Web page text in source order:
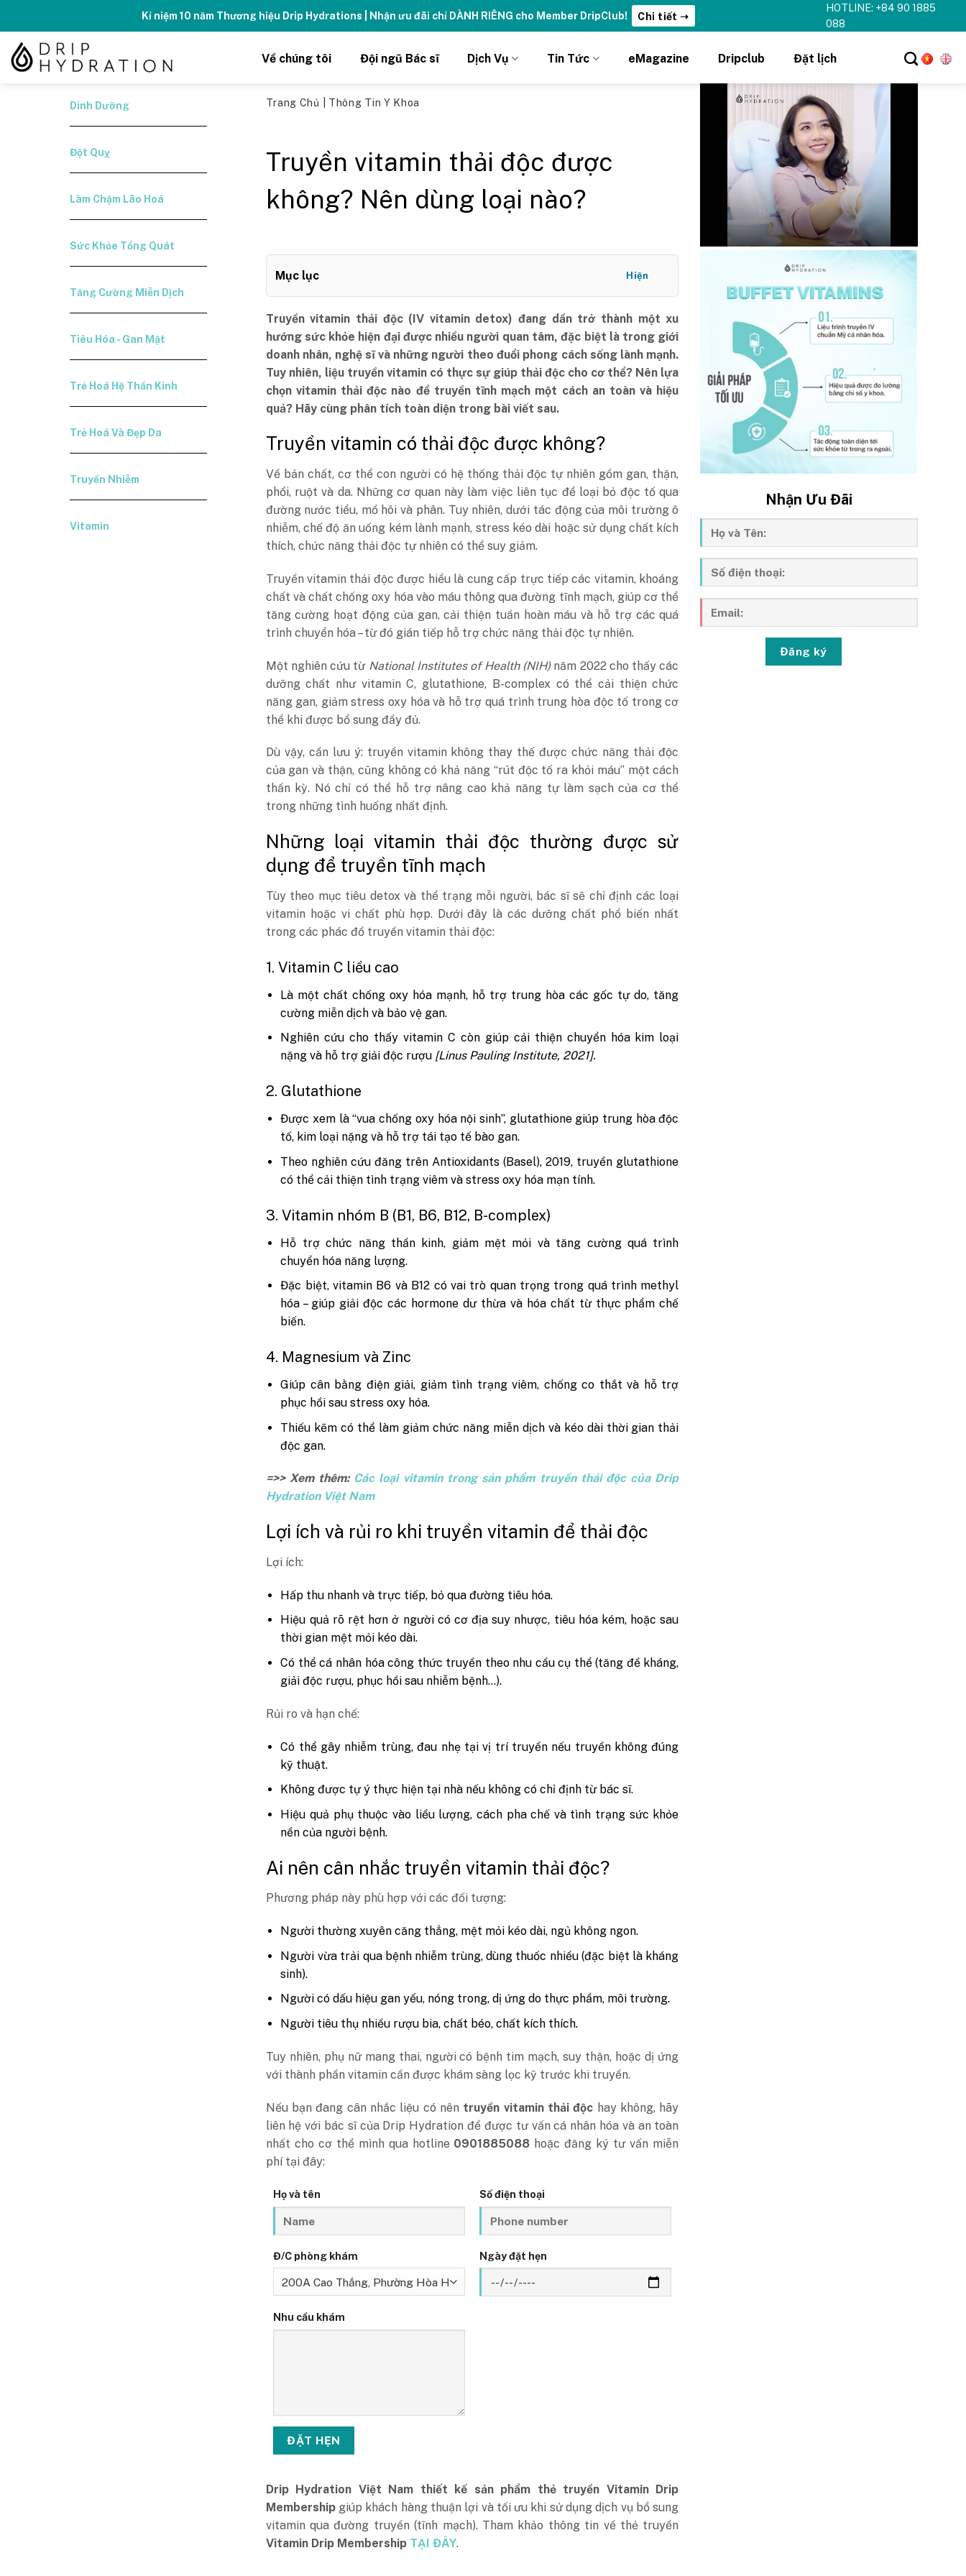
content
Kỉ niệm 10 năm Thương hiệu Drip Hydrations | Nhận ưu đãi chỉ DÀNH RIÊNG cho Member DripClub! Chi tiết ➝
HOTLINE: +84 90 1885
088
Về chúng tôi Đội ngũ Bác sĩ Dịch Vụ Tin Tức eMagazine Dripclub Đặt lịch
Dinh Dưỡng
Đột Quỵ
Làm Chậm Lão Hoá
Sức Khỏe Tổng Quát
Tăng Cường Miễn Dịch
Tiêu Hóa - Gan Mật
Trẻ Hoá Hệ Thần Kinh
Trẻ Hoá Và Đẹp Da
Truyền Nhiễm
Vitamin
Trang Chủ Thông Tin Y Khoa
Truyền vitamin thải độc được
không? Nên dùng loại nào?
Mục lục Hiện
Truyền vitamin thải độc (IV vitamin detox) đang dần trở thành một xu
hướng sức khỏe hiện đại được nhiều người quan tâm, đặc biệt là trong giới
doanh nhân, nghệ sĩ và những người theo đuổi phong cách sống lành mạnh.
Tuy nhiên, liệu truyền vitamin có thực sự giúp thải độc cho cơ thể? Nên lựa
chọn vitamin thải độc nào để truyền tĩnh mạch một cách an toàn và hiệu
quả? Hãy cùng phân tích toàn diện trong bài viết sau.
Truyền vitamin có thải độc được không?
Về bản chất, cơ thể con người có hệ thống thải độc tự nhiên gồm gan, thận,
phổi, ruột và da. Những cơ quan này làm việc liên tục để loại bỏ độc tố qua
đường nước tiểu, mồ hôi và phân. Tuy nhiên, dưới tác động của môi trường ô
nhiễm, chế độ ăn uống kém lành mạnh, stress kéo dài hoặc sử dụng chất kích
thích, chức năng thải độc tự nhiên có thể suy giảm.
Truyền vitamin thải độc được hiểu là cung cấp trực tiếp các vitamin, khoáng
chất và chất chống oxy hóa vào máu thông qua đường tĩnh mạch, giúp cơ thể
tăng cường hoạt động của gan, cải thiện tuần hoàn máu và hỗ trợ các quá
trình chuyển hóa – từ đó gián tiếp hỗ trợ chức năng thải độc tự nhiên.
Một nghiên cứu từ National Institutes of Health (NIH)năm 2022 cho thấy các
dưỡng chất như vitamin C, glutathione, B-complex có thể cải thiện chức
năng gan, giảm stress oxy hóa và hỗ trợ quá trình trung hòa độc tố trong cơ
thể khi được bổ sung đầy đủ.
Dù vậy, cần lưu ý: truyền vitamin không thay thế được chức năng thải độc
của gan và thận, cũng không có khả năng “rút độc tố ra khỏi máu” một cách
thần kỳ. Nó chỉ có thể hỗ trợ nâng cao khả năng tự làm sạch của cơ thể
trong những tình huống nhất định.
Những loại vitamin thải độc thường được sử
dụng để truyền tĩnh mạch
Tùy theo mục tiêu detox và thể trạng mỗi người, bác sĩ sẽ chỉ định các loại
vitamin hoặc vi chất phù hợp. Dưới đây là các dưỡng chất phổ biến nhất
trong các phác đồ truyền vitamin thải độc:
1. Vitamin C liều cao
Là một chất chống oxy hóa mạnh, hỗ trợ trung hòa các gốc tự do, tăng
cường miễn dịch và bảo vệ gan.
Nghiên cứu cho thấy vitamin C còn giúp cải thiện chuyển hóa kim loại
nặng và hỗ trợ giải độc rượu [Linus Pauling Institute, 2021].
2. Glutathione
Được xem là “vua chống oxy hóa nội sinh”, glutathione giúp trung hòa độc
tố, kim loại nặng và hỗ trợ tái tạo tế bào gan.
Theo nghiên cứu đăng trên Antioxidants (Basel), 2019, truyền glutathione
có thể cải thiện tình trạng viêm và stress oxy hóa mạn tính.
3. Vitamin nhóm B (B1, B6, B12, B-complex)
Hỗ trợ chức năng thần kinh, giảm mệt mỏi và tăng cường quá trình
chuyển hóa năng lượng.
Đặc biệt, vitamin B6 và B12 có vai trò quan trọng trong quá trình methyl
hóa – giúp giải độc các hormone dư thừa và hóa chất từ thực phẩm chế
biến.
4. Magnesium và Zinc
Giúp cân bằng điện giải, giảm tình trạng viêm, chống co thắt và hỗ trợ
phục hồi sau stress oxy hóa.
Thiếu kẽm có thể làm giảm chức năng miễn dịch và kéo dài thời gian thải
độc gan.
=>> Xem thêm: Các loại vitamin trong sản phẩm truyền thải độc của Drip
Hydration Việt Nam
Lợi ích và rủi ro khi truyền vitamin để thải độc
Lợi ích:
Hấp thu nhanh và trực tiếp, bỏ qua đường tiêu hóa.
Hiệu quả rõ rệt hơn ở người có cơ địa suy nhược, tiêu hóa kém, hoặc sau
thời gian mệt mỏi kéo dài.
Có thể cá nhân hóa công thức truyền theo nhu cầu cụ thể (tăng đề kháng,
giải độc rượu, phục hồi sau nhiễm bệnh…).
Rủi ro và hạn chế:
Có thể gây nhiễm trùng, đau nhẹ tại vị trí truyền nếu truyền không đúng
kỹ thuật.
Không được tự ý thực hiện tại nhà nếu không có chỉ định từ bác sĩ.
Hiệu quả phụ thuộc vào liều lượng, cách pha chế và tình trạng sức khỏe
nền của người bệnh.
Ai nên cân nhắc truyền vitamin thải độc?
Phương pháp này phù hợp với các đối tượng:
Người thường xuyên căng thẳng, mệt mỏi kéo dài, ngủ không ngon.
Người vừa trải qua bệnh nhiễm trùng, dùng thuốc nhiều (đặc biệt là kháng
sinh).
Người có dấu hiệu gan yếu, nóng trong, dị ứng do thực phẩm, môi trường.
Người tiêu thụ nhiều rượu bia, chất béo, chất kích thích.
Tuy nhiên, phụ nữ mang thai, người có bệnh tim mạch, suy thận, hoặc dị ứng
với thành phần vitamin cần được khám sàng lọc kỹ trước khi truyền.
Nếu bạn đang cân nhắc liệu có nên truyền vitamin thải độc hay không, hãy
liên hệ với bác sĩ của Drip Hydration để được tư vấn cá nhân hóa và an toàn
nhất cho cơ thể mình qua hotline 0901885088 hoặc đăng ký tư vấn miễn
phí tại đây:
Họ và tên Số điện thoại
Đ/C phòng khám Ngày đặt hẹn
Nhu cầu khám
Drip Hydration Việt Nam thiết kế sản phẩm thẻ truyền Vitamin Drip
Membership giúp khách hàng thuận lợi và tối ưu khi sử dụng dịch vụ bổ sung
vitamin qua đường truyền (tĩnh mạch). Tham khảo thông tin về thẻ truyền
Vitamin Drip Membership TẠI ĐÂY.
Nhận Ưu Đãi
Đăng ký